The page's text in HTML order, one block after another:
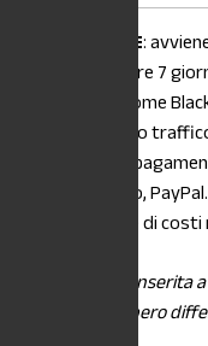
SPEDIZIONE:
entro e non oltre 7
stagionalità, come
causa di intenso
Le modalità di
Carta di credito,
maggiorazione di
*L’immagine è
piante potrebbero